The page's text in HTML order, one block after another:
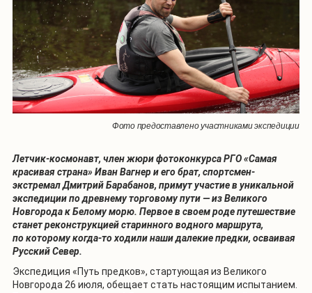
Фото предоставлено участниками экспедиции
Летчик-космонавт, член жюри фотоконкурса РГО «Самая
красивая страна» Иван Вагнер и его брат, спортсмен-
экстремал Дмитрий Барабанов, примут участие в уникальной
экспедиции по древнему торговому пути — из Великого
Новгорода к Белому морю. Первое в своем роде путешествие
станет реконструкцией старинного водного маршрута,
по которому когда-то ходили наши далекие предки, осваивая
Русский Север.
Экспедиция «Путь предков», стартующая из Великого
Новгорода 26 июля, обещает стать настоящим испытанием.